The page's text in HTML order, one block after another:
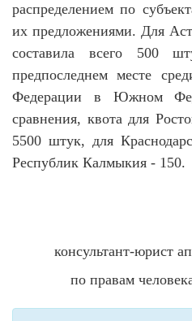
распределением по
их предложениями. Для
составила всего 500
предпоследнем месте
Федерации в Южном
сравнения, квота для
5500 штук, для
Республик Калмыкия - 150.
консультант-юрист
по правам